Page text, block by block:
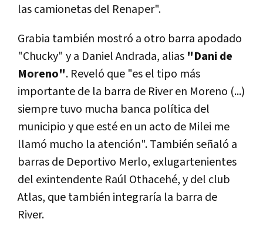
las camionetas del Renaper".
Grabia también mostró a otro barra apodado
"Chucky" y a Daniel Andrada, alias "Dani de
Moreno". Reveló que "es el tipo más
importante de la barra de River en Moreno (...)
siempre tuvo mucha banca política del
municipio y que esté en un acto de Milei me
llamó mucho la atención". También señaló a
barras de Deportivo Merlo, exlugartenientes
del exintendente Raúl Othacehé, y del club
Atlas, que también integraría la barra de
River.